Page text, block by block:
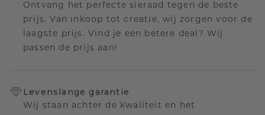
Ontvang het perfecte sieraad tegen de beste
prijs. Van inkoop tot creatie, wij zorgen voor de
laagste prijs. Vind je een betere deal? Wij
passen de prijs aan!
Levenslange garantie
Wij staan achter de kwaliteit en het